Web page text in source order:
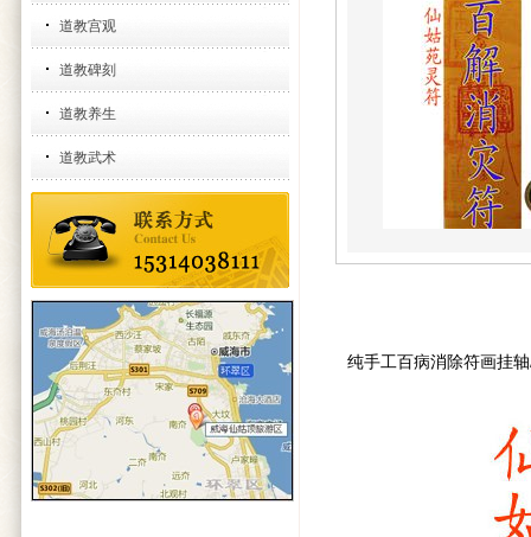
道教宫观
道教碑刻
道教养生
道教武术
纯手工百病消除符画挂